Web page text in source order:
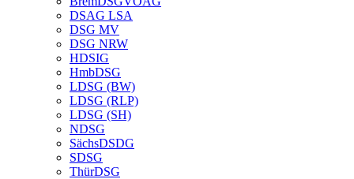
DSAG LSA
DSG MV
DSG NRW
HDSIG
HmbDSG
LDSG (BW)
LDSG (RLP)
LDSG (SH)
NDSG
SächsDSDG
SDSG
ThürDSG